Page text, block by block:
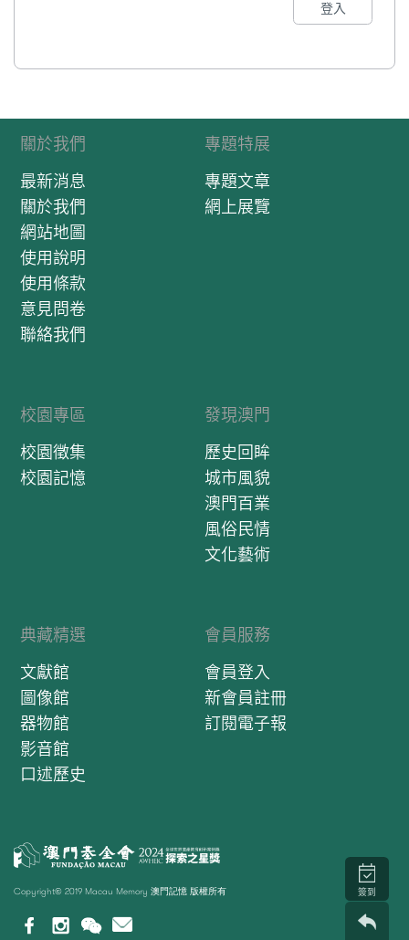
登入
關於我們
最新消息
關於我們
網站地圖
使用說明
使用條款
意見問卷
聯絡我們
專題特展
專題文章
網上展覽
校園專區
校園徵集
校園記憶
發現澳門
歷史回眸
城市風貌
澳門百業
風俗民情
文化藝術
典藏精選
文獻館
圖像館
器物館
影音館
口述歷史
會員服務
會員登入
新會員註冊
訂閱電子報
Copyright© 2019 Macau Memory 澳門記憶 版權所有 簽到